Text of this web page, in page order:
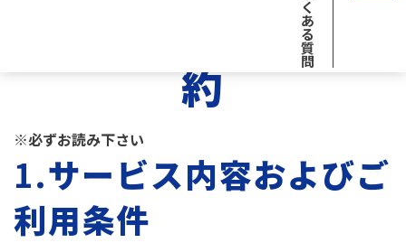
く
あ
る
質
問
んちゃん」会員規
約
※必ずお読み下さい
1.サービス内容およびご
利用条件